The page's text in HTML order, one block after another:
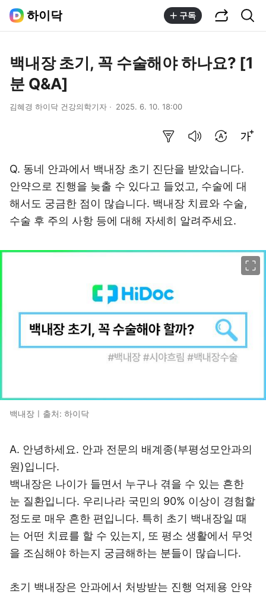
하이닥 구독
백내장 초기, 꼭 수술해야 하나요? [1
분 Q&A]
김혜경 하이닥 건강의학기자 2025. 6. 10. 18:00
Q. 동네 안과에서 백내장 초기 진단을 받았습니다.
안약으로 진행을 늦출 수 있다고 들었고, 수술에 대
해서도 궁금한 점이 많습니다. 백내장 치료와 수술,
수술 후 주의 사항 등에 대해 자세히 알려주세요.
백내장ㅣ출처: 하이닥
A. 안녕하세요. 안과 전문의 배계종(부평성모안과의
원)입니다.
백내장은 나이가 들면서 누구나 겪을 수 있는 흔한
눈 질환입니다. 우리나라 국민의 90% 이상이 경험할
정도로 매우 흔한 편입니다. 특히 초기 백내장일 때
는 어떤 치료를 할 수 있는지, 또 평소 생활에서 무엇
을 조심해야 하는지 궁금해하는 분들이 많습니다.
초기 백내장은 안과에서 처방받는 진행 억제용 안약